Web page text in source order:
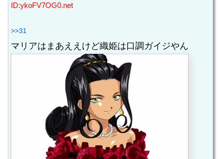
ID:ykoFV7OG0.net
>>31
マリアはまあええけど織姫は口調ガイジやん